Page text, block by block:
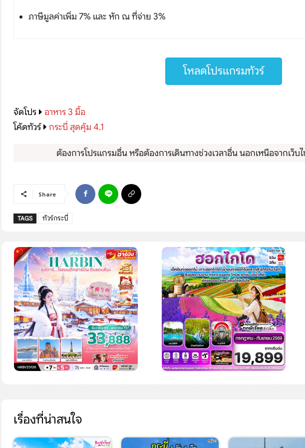
ภาษีมูลค่าเพิ่ม 7% และ หัก ณ ที่จ่าย 3%
โหลดโปรแกรมทัวร์
จัดโปร
อาหาร 3 มื้อ
โค้ดทัวร์
กระบี่ สุดคุ้ม 4.1
ต้องการโปรแกรมอื่น หรือต้องการเดินทางช่วงเวลาอื่น นอกเหนือจากเว็
Share
TAGS ทัวร์กระบี่
เรื่องที่น่าสนใจ